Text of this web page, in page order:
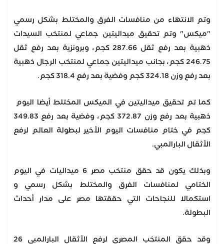
وتم الانتهاء من منافسات الفرق والمختلط بشكل رسمي
"ميكس" وتم تحقيق ميداليتين جماعي لمنتخب السيدات
ذهبية بعد رفع ثقل 287.66 كجم، وبرونزية بعد رفع ثقل
246.75 كجم، بجانب ميداليتين جماعي لمنتخب الرجال ذهبية
بعد رفع وزن 324.18 كجم وفضية بعد رفع 318.4 كجم.
كما تم تحقيق ميداليتين في الميكس المختلط أيضا اليوم
ذهبية بعد رفع وزن 372.87 كجم، وفضية بعد رفع 349.83
كجم في ختام منافسات اليوم الأخير لبطولة العالم لرفع
الأثقال البارالمبي.
وبذلك يكون قد حقق منتخب مصر 6 ميداليات في اليوم
الختامي لمنافسات الفرق والمختلط بشكل رسمي و
استكمالا للنجاحات التي حققتها مصر على مدار أحداث
البطولة.
وقد حقق المنتخب المصري لرفع الأثقال البارالمبي 26